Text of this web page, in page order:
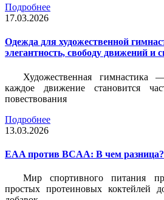
Подробнее
17.03.2026
Одежда для художественной
элегантность, свободу движений и
Художественная
каждое движение становится
повествования
Подробнее
13.03.2026
EAA против BCAA: В чем разница?
Мир спортивного питания
простых протеиновых коктейлей